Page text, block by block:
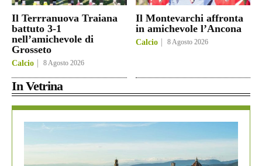
Il Terrranuova Traiana
battuto 3-1
nell’amichevole di
Grosseto
Calcio 8 Agosto 2026
Il Montevarchi affronta
in amichevole l’Ancona
Calcio 8 Agosto 2026
In Vetrina